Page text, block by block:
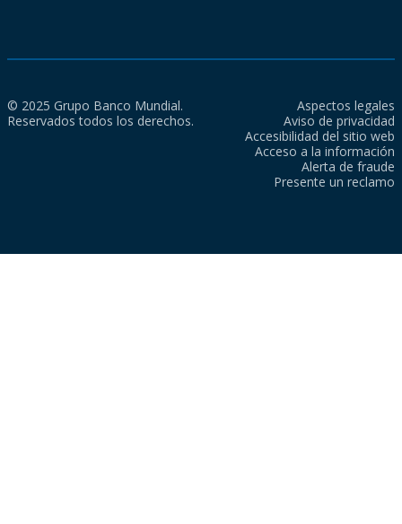
© 2025 Grupo Banco Mundial.
Reservados todos los derechos.
Aspectos legales
Aviso de privacidad
Accesibilidad del sitio web
Acceso a la información
Alerta de fraude
Presente un reclamo